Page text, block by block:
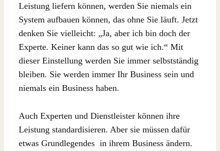
Leistung liefern können, werden Sie niemals ein
System aufbauen können, das ohne Sie läuft. Jetzt
denken Sie vielleicht: „Ja, aber ich bin doch der
Experte. Keiner kann das so gut wie ich.“ Mit
dieser Einstellung werden Sie immer selbstständig
bleiben. Sie werden immer Ihr Business sein und
niemals ein Business haben.
Auch Experten und Dienstleister können ihre
Leistung standardisieren. Aber sie müssen dafür
etwas Grundlegendes in ihrem Business ändern.